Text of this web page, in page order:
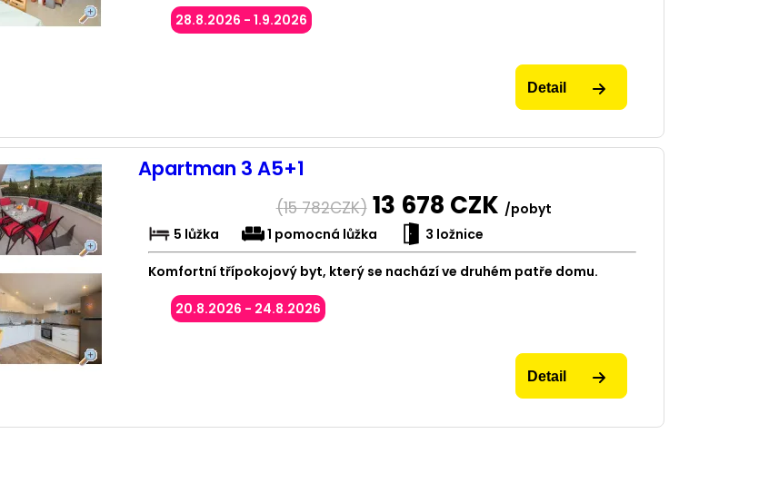
28.8.2026 - 1.9.2026
Detail
Apartman 3 A5+1
(15 782CZK) 13 678 CZK /pobyt
5 lůžka
1 pomocná lůžka 3 ložnice
Komfortní třípokojový byt, který se nachází ve druhém patře domu.
20.8.2026 - 24.8.2026
Detail